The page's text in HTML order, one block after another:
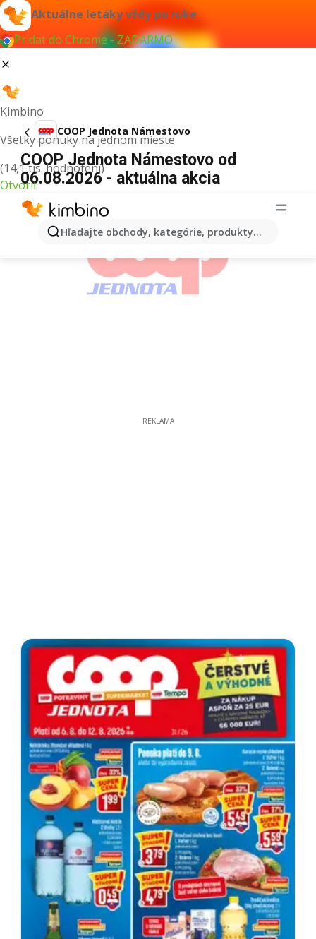
Aktuálne letáky vždy po ruke
Pridať do Chrome - ZADARMO
Kimbino
Všetky ponuky na jednom mieste
(14,1 tis. hodnotení)
Otvoriť
Hľadajte obchody, kategórie, produkty...
COOP Jednota Námestovo
COOP Jednota Námestovo od
06.08.2026 - aktuálna akcia
REKLAMA